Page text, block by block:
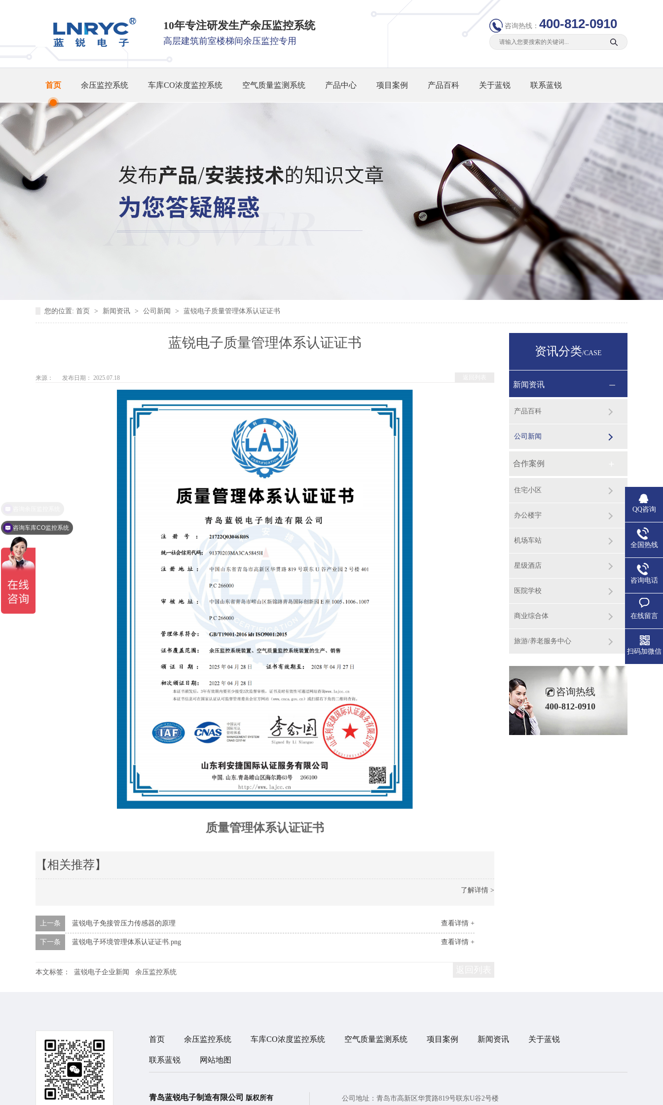
10年专注研发生产余压监控系统
高层建筑前室楼梯间余压监控专用
咨询热线： 400-812-0910
首页 余压监控系统 车库CO浓度监控系统 空气质量监测系统 产品中心 项目案例 产品百科 关于蓝锐 联系蓝锐
您的位置: 首页 > 新闻资讯 > 公司新闻 > 蓝锐电子质量管理体系认证证书
蓝锐电子质量管理体系认证证书
来源： 发布日期： 2025.07.18
质量管理体系认证证书
【相关推荐】
了解详情 >
查看详情 +
上一条 蓝锐电子免接管压力传感器的原理
查看详情 +
下一条 蓝锐电子环境管理体系认证证书.png
本文标签： 蓝锐电子企业新闻 余压监控系统
资讯分类/CASE
新闻资讯
产品百科
公司新闻
合作案例
住宅小区
办公楼宇
机场车站
星级酒店
医院学校
商业综合体
旅游/养老服务中心
咨询热线
400-812-0910
首页 余压监控系统 车库CO浓度监控系统 空气质量监测系统 项目案例 新闻资讯 关于蓝锐
联系蓝锐 网站地图
青岛蓝锐电子制造有限公司 版权所有 公司地址：青岛市高新区华贯路819号联东U谷2号楼
QQ咨询
全国热线
咨询电话
在线留言
扫码加微信
咨询车库CO监控系统